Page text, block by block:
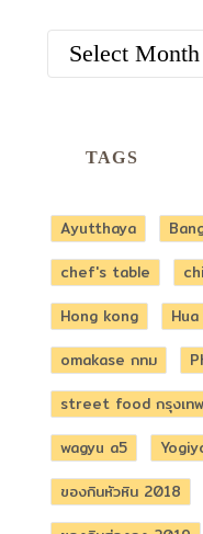
TAGS
Ayutthaya
chef's table
Hong kong
omakase กทม
street food กรุงเท
wagyu a5
ของกินหัวหิน 2018